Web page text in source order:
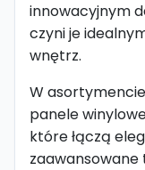
innowacyjnym
czyni je
wnętrz.
W
panele
które łączą
zaawansowane